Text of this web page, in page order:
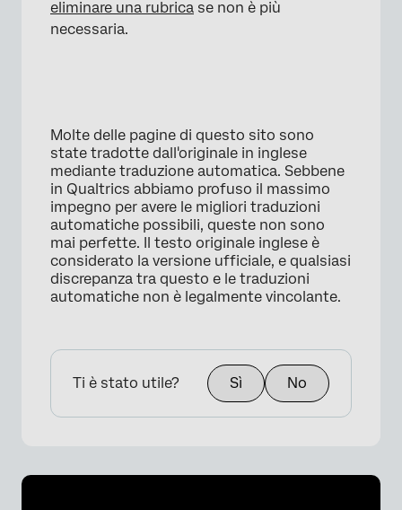
eliminare una rubrica se non è più
necessaria.
Molte delle pagine di questo sito sono
state tradotte dall'originale in inglese
mediante traduzione automatica. Sebbene
in Qualtrics abbiamo profuso il massimo
impegno per avere le migliori traduzioni
automatiche possibili, queste non sono
mai perfette. Il testo originale inglese è
considerato la versione ufficiale, e qualsiasi
discrepanza tra questo e le traduzioni
automatiche non è legalmente vincolante.
Ti è stato utile? Sì No